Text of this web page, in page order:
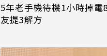
5年老手機待機1小時掉
友提3解方